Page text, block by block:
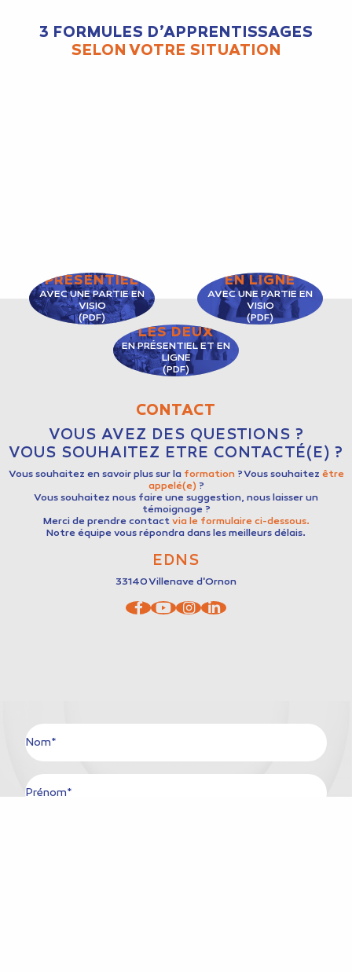
3 FORMULES D’APPRENTISSAGES
SELON VOTRE SITUATION
PRÉSENTIEL
AVEC UNE PARTIE EN
VISIO
(PDF)
EN LIGNE
AVEC UNE PARTIE EN
VISIO
(PDF)
LES DEUX
EN PRÉSENTIEL ET EN
LIGNE
(PDF)
CONTACT
VOUS AVEZ DES QUESTIONS ?
VOUS SOUHAITEZ ETRE CONTACTÉ(E) ?
Vous souhaitez en savoir plus sur laformation ? Vous souhaitez être
appelé(e)?
Vous souhaitez nous faire une suggestion, nous laisser un
témoignage ?
Merci de prendre contactvia le formulaire ci-dessous.
Notre équipe vous répondra dans les meilleurs délais.
EDNS
33140Villenave d'Ornon
Nom*
Prénom*